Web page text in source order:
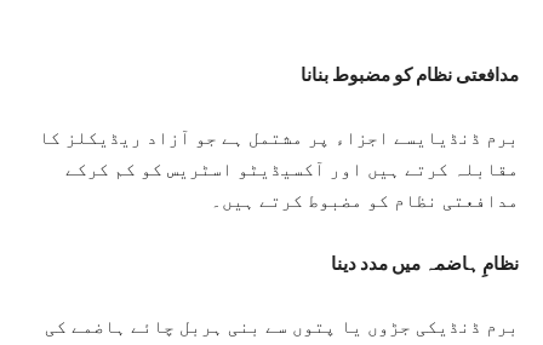
مدافعتی نظام کو مضبوط بنانا
برم ڈنڈیایسے اجزاء پر مشتمل ہے جو آزاد ریڈیکلز کا
مقابلہ کرتے ہیں اور آکسیڈیٹو اسٹریس کو کم کرکے
مدافعتی نظام کو مضبوط کرتے ہیں۔
نظامِ ہاضمہ میں مدد دینا
برم ڈنڈیکی جڑوں یا پتوں سے بنی ہربل چائے ہاضمے کی